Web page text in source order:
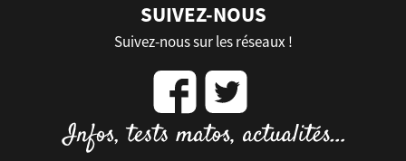
SUIVEZ-NOUS
Suivez-nous sur les réseaux !